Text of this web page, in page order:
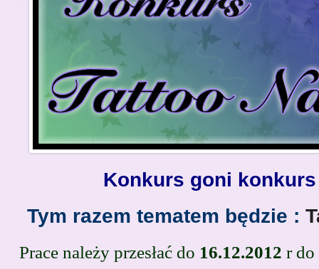
Konkurs goni
Tym razem tematem będzie :
Prace należy przesłać do 16.12.2012 r do